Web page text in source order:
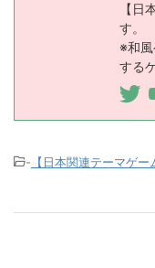
【日
す。
※和
する
- 【日本関連テーマゲー